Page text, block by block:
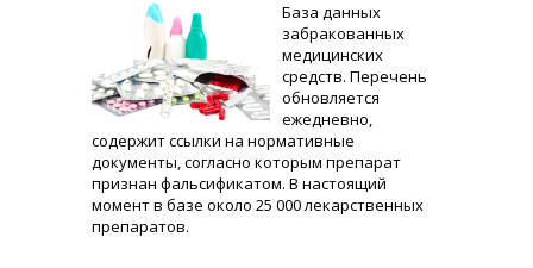
База данных
забракованных
медицинских
средств. Перечень
обновляется
ежедневно,
содержит ссылки на нормативные
документы, согласно которым препарат
признан фальсификатом. В настоящий
момент в базе около 25 000 лекарственных
препаратов.